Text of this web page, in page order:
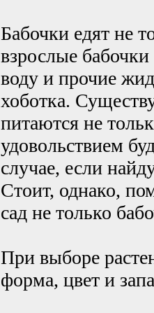
Бабочки едят не
взрослые
воду и прочие
хоботка.
питаются не
удовольствием
случае, если
Стоит, однако,
сад не только
При выборе
форма, цвет и